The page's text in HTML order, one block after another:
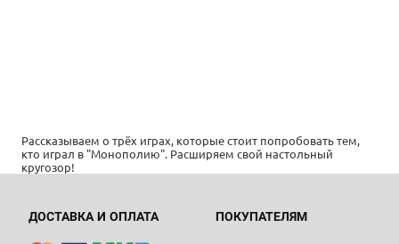
Рассказываем о трёх играх, которые стоит попробовать тем,
кто играл в "Монополию". Расширяем свой настольный
кругозор!
ДОСТАВКА И ОПЛАТА ПОКУПАТЕЛЯМ